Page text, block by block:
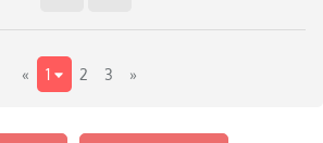
« 1 2 3 »